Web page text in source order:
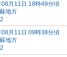
月11日 18時49分頃
地方
月11日 09時38分頃
地方